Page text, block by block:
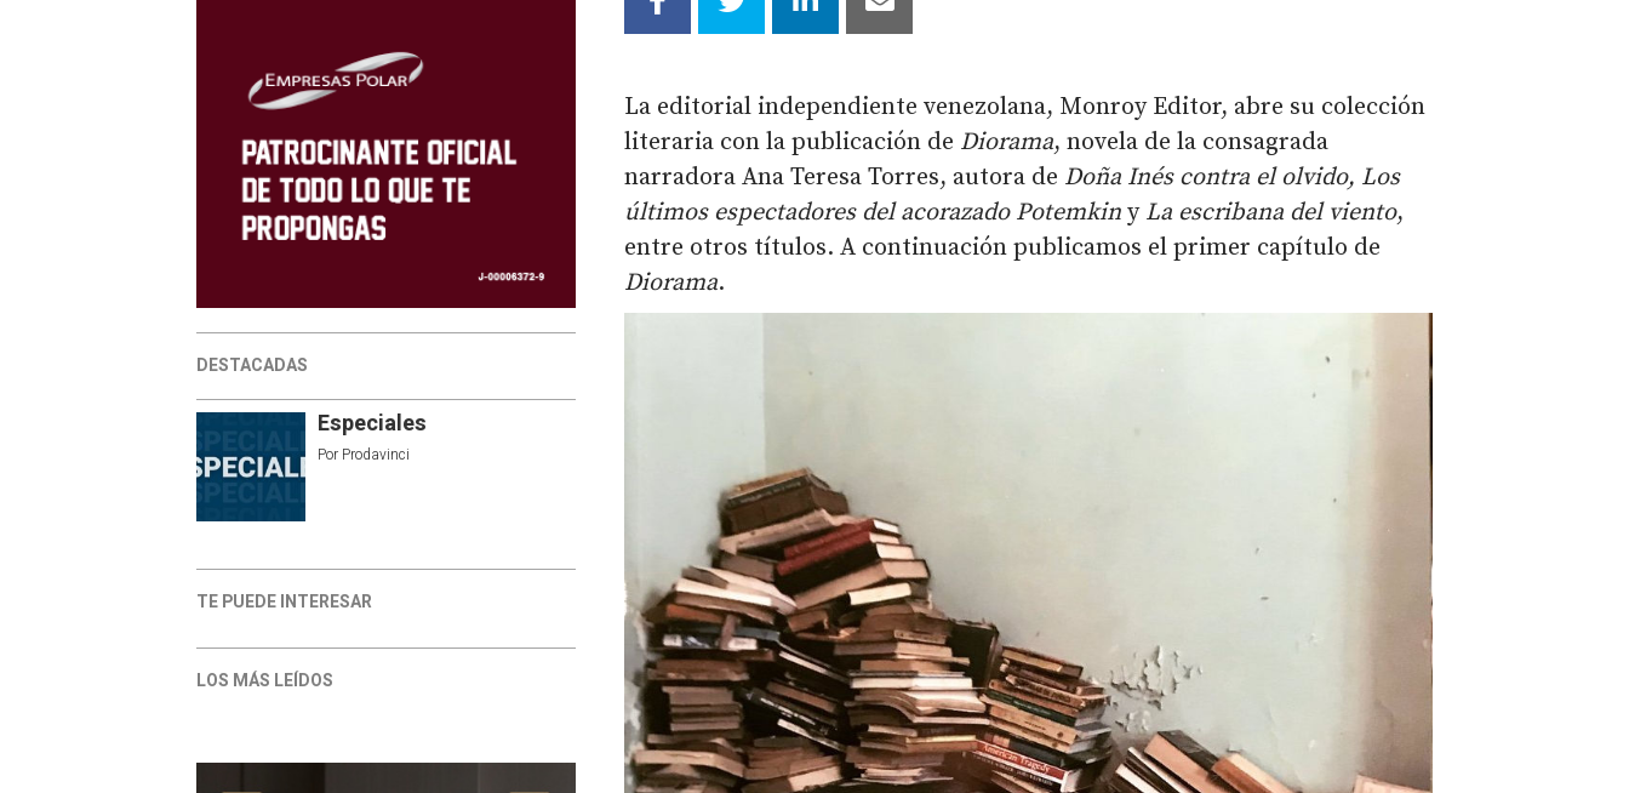
DESTACADAS
Especiales
Por Prodavinci
TE PUEDE INTERESAR
LOS MÁS LEÍDOS
La editorial independiente venezolana, Monroy Editor, abre su colección
literaria con la publicación de Diorama, novela de la consagrada
narradora Ana Teresa Torres, autora de Doña Inés contra el olvido, Los
últimos espectadores del acorazado Potemkin y La escribana del viento,
entre otros títulos. A continuación publicamos el primer capítulo de
Diorama.